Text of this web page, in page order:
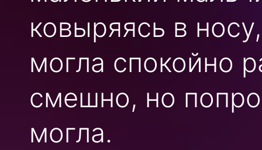
ковыряясь в
могла спокойно
смешно, но
могла.